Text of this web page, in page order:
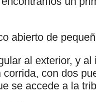
abierto de
al exterior, y
con dos
se accede a la